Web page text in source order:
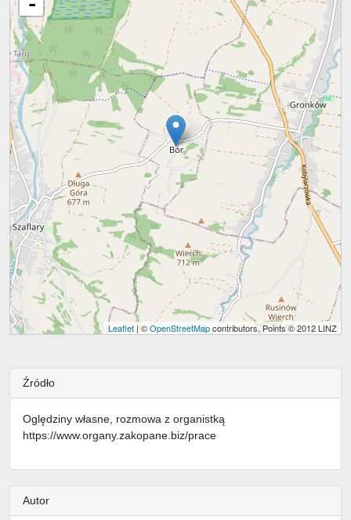
Leaflet | ©OpenStreetMapcontributors, Points © 2012 LINZ
Źródło
Oględziny własne, rozmowa z organistką
https://www.organy.zakopane.biz/prace
Autor